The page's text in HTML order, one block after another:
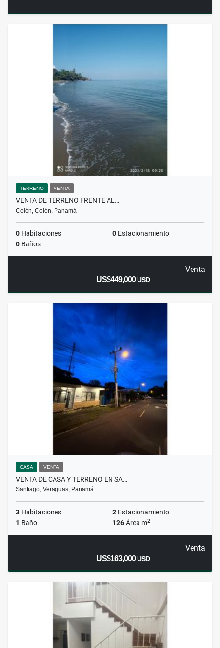
TERRENO VENTA
VENTA DE TERRENO FRENTE AL…
Colón, Colón, Panamá
0 Habitaciones 0 Estacionamiento
0 Baños
Venta
US$449,000USD
CASA VENTA
VENTA DE CASA Y TERRENO EN SA…
Santiago, Veraguas, Panamá
3 Habitaciones 2 Estacionamiento
1 Baño 126Área m2
Venta
US$163,000USD